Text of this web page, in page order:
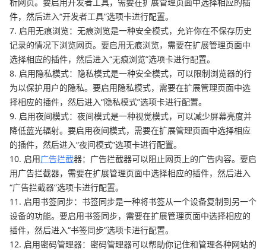
件，然后进入“开发者工具”选项卡进行配置。
7. 启用无痕浏览：无痕浏览是一种安全模式，允许你在不保存历史
记录的情况下浏览网页。要启用无痕浏览，需要在扩展管理页面中
选择相应的插件，然后进入“无痕浏览”选项卡进行配置。
8. 启用隐私模式：隐私模式是一种安全模式，可以限制浏览器的行
为以保护用户的隐私。要启用隐私模式，需要在扩展管理页面中选
择相应的插件，然后进入“隐私模式”选项卡进行配置。
9. 启用夜间模式：夜间模式是一种视觉模式，可以减少屏幕亮度并
降低蓝光辐射。要启用夜间模式，需要在扩展管理页面中选择相应
的插件，然后进入“夜间模式”选项卡进行配置。
10. 启用广告拦截器：广告拦截器可以阻止网页上的广告内容。要启
用广告拦截器，需要在扩展管理页面中选择相应的插件，然后进入
“广告拦截器”选项卡进行配置。
11. 启用书签同步：书签同步是一种将书签从一个设备复制到另一个
设备的功能。要启用书签同步，需要在扩展管理页面中选择相应的
插件，然后进入“书签同步”选项卡进行配置。
12. 启用密码管理器：密码管理器可以帮助你记住和管理各种网站的